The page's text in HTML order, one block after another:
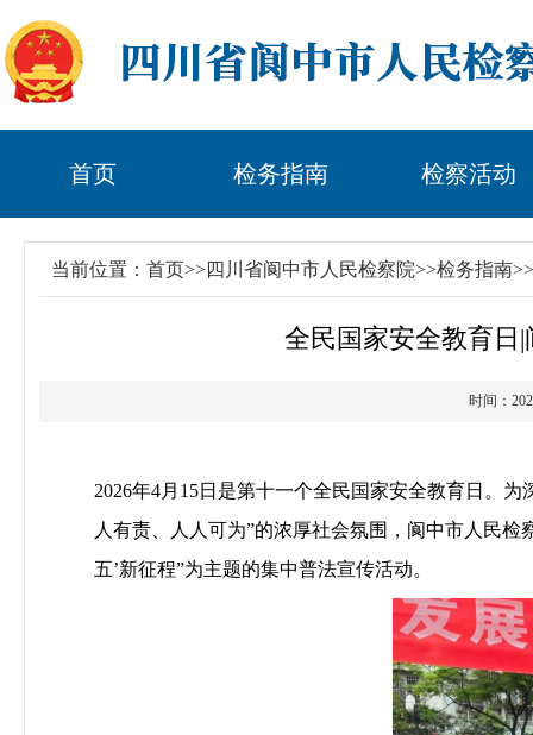
首页 检务指南 检察活动
当前位置： 首页>>四川省阆中市人民检察院>>检务指南>>
全民国家安全教育日
时间：
2026年4月 15日是第十一个全民国家安全教育日。为
人有责、人人可为”的浓厚社会氛围，阆中市人民检
五’新征程”为主题的集中普法宣传活动。